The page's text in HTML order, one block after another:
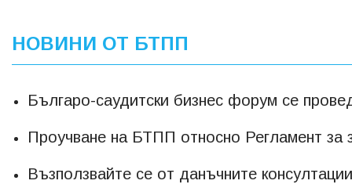
НОВИНИ ОТ БТПП
Българо-саудитски бизнес форум се
Проучване на БТПП относно Регламент за
Възползвайте се от данъчните